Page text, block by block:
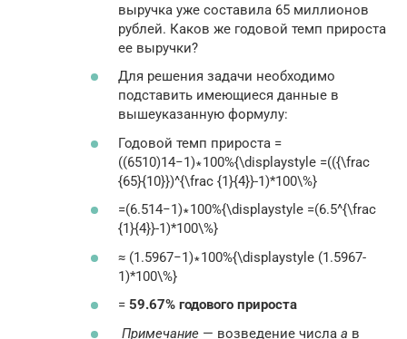
выручка уже составила 65 миллионов
рублей. Каков же годовой темп прироста
ее выручки?
Для решения задачи необходимо
подставить имеющиеся данные в
вышеуказанную формулу:
Годовой темп прироста =
((6510)14−1)∗100%{\displaystyle =(({\frac
{65}{10}})^{\frac {1}{4}}-1)*100\%}
=(6.514−1)∗100%{\displaystyle =(6.5^{\frac
{1}{4}}-1)*100\%}
≈ (1.5967−1)∗100%{\displaystyle (1.5967-
1)*100\%}
= 59.67% годового прироста
Примечание — возведение числа a в